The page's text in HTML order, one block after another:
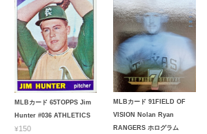
MLBカード 65TOPPS Jim
Hunter #036 ATHLETICS
¥150
MLBカード 91FIELD OF
VISION Nolan Ryan
RANGERS ホログラム